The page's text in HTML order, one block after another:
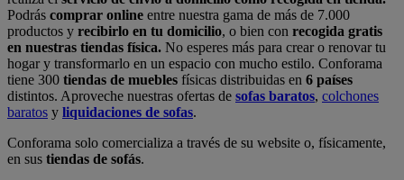
Podrás comprar online entre nuestra gama de más de 7.000
productos y recibirlo en tu domicilio, o bien con recogida gratis
en nuestras tiendas física. No esperes más para crear o renovar tu
hogar y transformarlo en un espacio con mucho estilo. Conforama
tiene 300 tiendas de muebles físicas distribuidas en 6 países
distintos. Aproveche nuestras ofertas de sofas baratos, colchones
baratos y liquidaciones de sofas.
Conforama solo comercializa a través de su website o, físicamente,
en sus tiendas de sofás.